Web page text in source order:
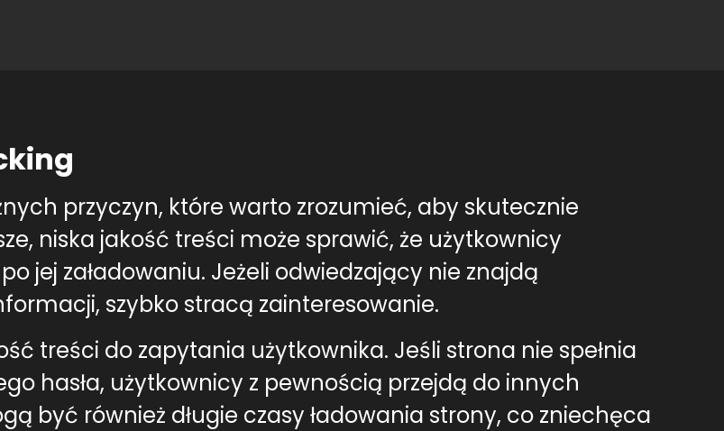
przyczyn, które warto zrozumieć, aby skutecznie
niska jakość treści może sprawić, że użytkownicy
jej załadowaniu. Jeżeli odwiedzający nie znajdą
szybko stracą zainteresowanie.
treści do zapytania użytkownika. Jeśli strona nie spełnia
hasła, użytkownicy z pewnością przejdą do innych
być również długie czasy ładowania strony, co zniechęca